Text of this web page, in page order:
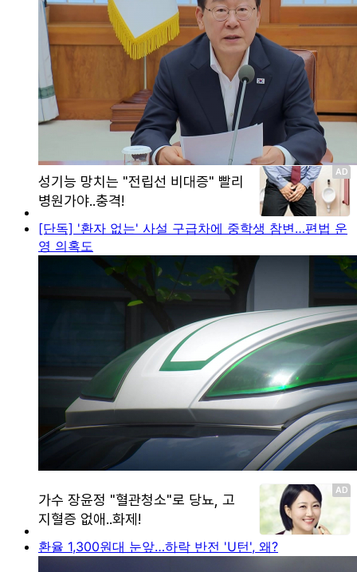
[단독] '환자 없는' 사설 구급차에 중학생 참변…편법 운
영 의혹도
환율 1,300원대 눈앞…하락 반전 'U턴', 왜?